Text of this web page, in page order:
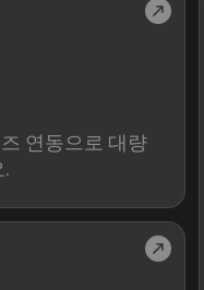
연동으로 대량